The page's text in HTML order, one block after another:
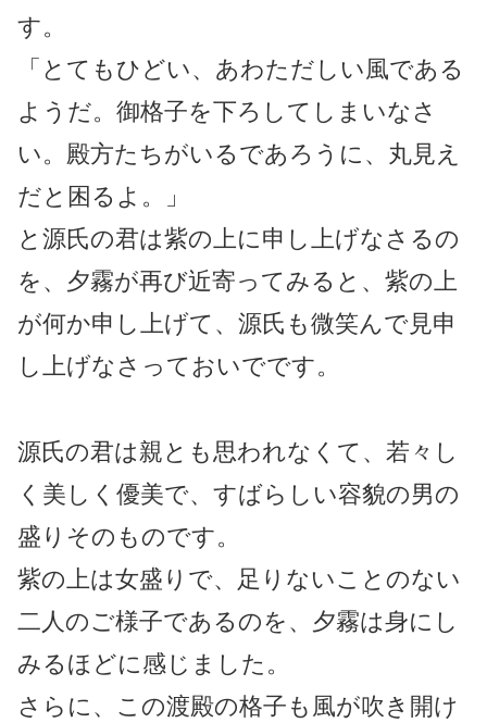
す。
「とてもひどい、あわただしい風である
ようだ。御格子を下ろしてしまいなさ
い。殿方たちがいるであろうに、丸見え
だと困るよ。」
と源氏の君は紫の上に申し上げなさるの
を、夕霧が再び近寄ってみると、紫の上
が何か申し上げて、源氏も微笑んで見申
し上げなさっておいでです。
源氏の君は親とも思われなくて、若々し
く美しく優美で、すばらしい容貌の男の
盛りそのものです。
紫の上は女盛りで、足りないことのない
二人のご様子であるのを、夕霧は身にし
みるほどに感じました。
さらに、この渡殿の格子も風が吹き開け